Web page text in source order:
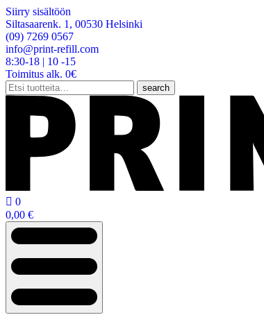
Siirry sisältöön
Siltasaarenk. 1, 00530 Helsinki
(09) 7269 0567
info@print-refill.com
8:30-18 | 10 -15
Toimitus alk. 0€
Etsi:
search
 0
0,00 €